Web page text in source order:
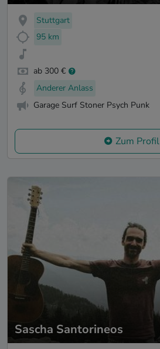
Stuttgart
95 km
ab 300 €
Anderer Anlass
Garage Surf Stoner Psych Punk
Zum Profil
Sascha Santorineos